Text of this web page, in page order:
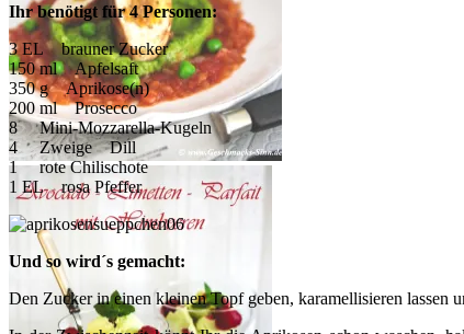
Ihr benötigt für 4 Personen:
3 EL brauner Zucker
150 ml Apfelsaft
350 g Aprikose(n)
200 ml Prosecco
8 Mini-Mozzarella-Kugeln
4 Zweige Dill
1 rote Chilischote
1 EL rosa Pfeffer
Und so wird´s gemacht:
Den Zucker in einen kleinen Topf geben, karamellisieren lassen